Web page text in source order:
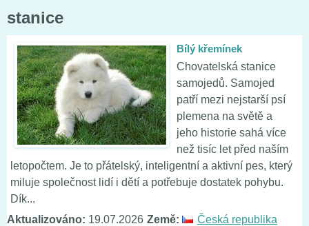
stanice
Bílý křemínek
Chovatelská stanice
samojedů. Samojed
patří mezi nejstarší psí
plemena na světě a
jeho historie sahá více
než tisíc let před naším
letopočtem. Je to přátelský, inteligentní a aktivní pes, který
miluje společnost lidí i dětí a potřebuje dostatek pohybu.
Dík...
Aktualizováno: 19.07.2026 Země:
Česká republika